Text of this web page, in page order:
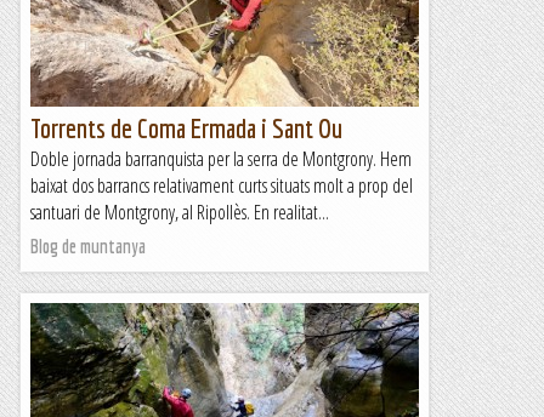
Torrents de Coma Ermada i Sant Ou
Doble jornada barranquista per la serra de Montgrony. Hem
baixat dos barrancs relativament curts situats molt a prop del
santuari de Montgrony, al Ripollès. En realitat...
Blog de muntanya